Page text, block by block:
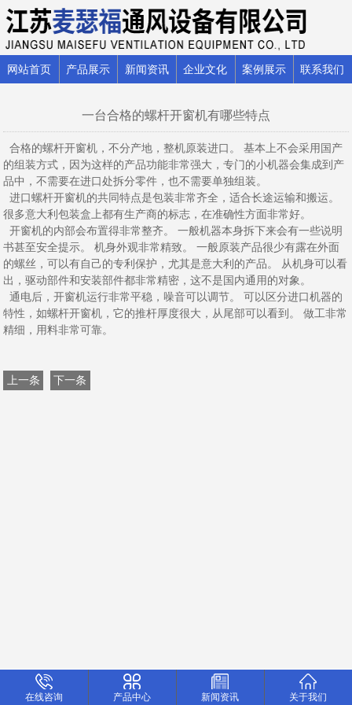
网站首页 产品展示 新闻资讯 企业文化 案例展示 联系我们
一台合格的螺杆开窗机有哪些特点
合格的螺杆开窗机，不分产地，整机原装进口。 基本上不会采用国产
的组装方式，因为这样的产品功能非常强大，专门的小机器会集成到产
品中，不需要在进口处拆分零件，也不需要单独组装。
进口螺杆开窗机的共同特点是包装非常齐全，适合长途运输和搬运。
很多意大利包装盒上都有生产商的标志，在准确性方面非常好。
开窗机的内部会布置得非常整齐。 一般机器本身拆下来会有一些说明
书甚至安全提示。 机身外观非常精致。 一般原装产品很少有露在外面
的螺丝，可以有自己的专利保护，尤其是意大利的产品。 从机身可以看
出，驱动部件和安装部件都非常精密，这不是国内通用的对象。
通电后，开窗机运行非常平稳，噪音可以调节。 可以区分进口机器的
特性，如螺杆开窗机，它的推杆厚度很大，从尾部可以看到。 做工非常
精细，用料非常可靠。
上一条 下一条
在线咨询 产品中心 新闻资讯 关于我们